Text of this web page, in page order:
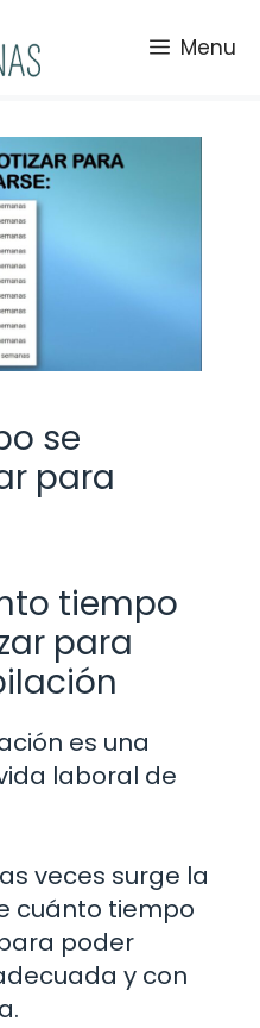
Menu
se
para
tiempo
para
es una
laboral de
veces surge la
cuánto tiempo
poder
y con